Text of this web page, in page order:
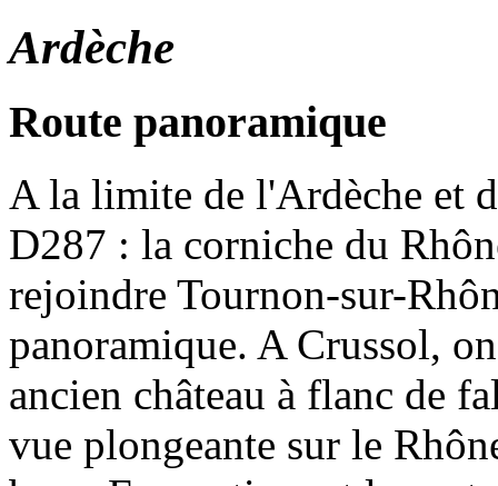
Ardèche
Route panoramique
A la limite de l'Ardèche et
D287 : la corniche du
rejoindre Tournon-sur-
panoramique. A Crussol,
ancien château à flanc de
vue plongeante sur le